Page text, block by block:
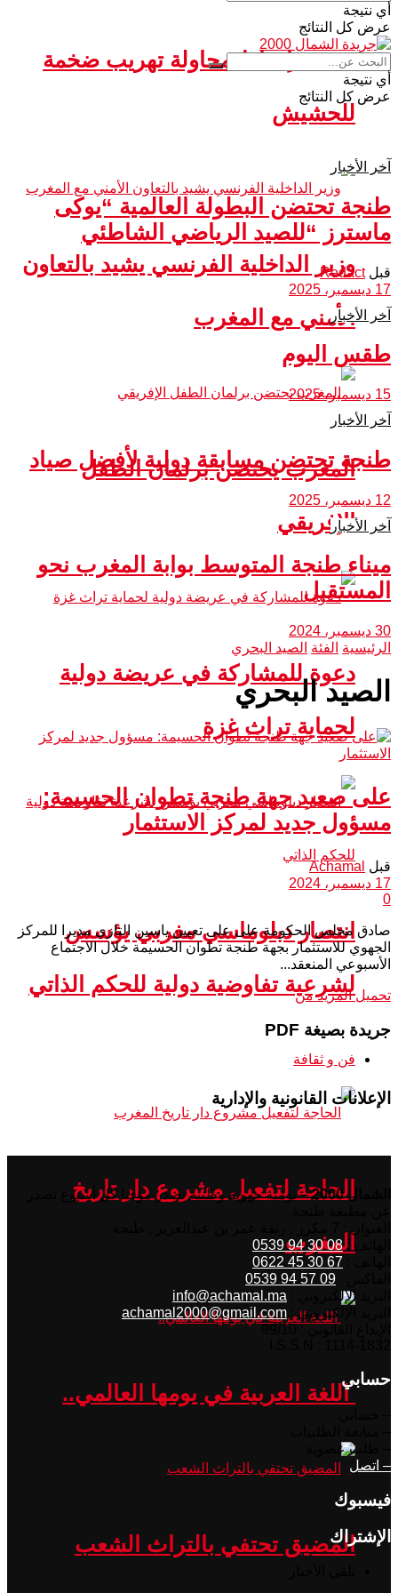
سبتة.. إحباط محاولة تهريب ضخمة
للحشيش
وزير الداخلية الفرنسي يشيد بالتعاون
الأمني مع المغرب
المغرب يحتضن برلمان الطفل
الإفريقي
دعوة للمشاركة في عريضة دولية
لحماية تراث غزة
انتصار دبلوماسي مغربي يؤسس
لشرعية تفاوضية دولية للحكم الذاتي
فن و ثقافة
الحاجة لتفعيل مشروع دار تاريخ
المغرب
اللغة العربية في يومها العالمي..
المضيق تحتفي بالتراث الشعب
أي نتيجة
عرض كل النتائج
أي نتيجة
عرض كل النتائج
آخر الأخبار
طنجة تحتضن البطولة العالمية “يوكى
ماسترز “للصيد الرياضي الشاطئي
قبل Redact
17 ديسمبر، 2025
آخر الأخبار
طقس اليوم
15 ديسمبر، 2025
آخر الأخبار
طنجة تحتضن مسابقة دولية لأفضل صياد
12 ديسمبر، 2025
آخر الأخبار
ميناء طنجة المتوسط بوابة المغرب نحو
المستقبل
30 ديسمبر، 2024
الرئيسية
الفئة الصيد البحري
الصيد البحري
على صعيد جهة طنجة تطوان الحسيمة:
مسؤول جديد لمركز الاستثمار
قبل
Achamal
17 ديسمبر، 2024
0
صادق مجلس الحكومة على على تعيين ياسين التازي مديرا للمركز
الجهوي للاستثمار بجهة طنجة تطوان الحسيمة خلال الاجتماع
الأسبوعي المنعقد...
تحميل المزيد من
جريدة بصيغة PDF
الإعلانات القانونية والإدارية
الشمال 2000
– يومية جهوية وطنية تصدر مؤقتا كل أسبوع تصدر
الهاتف :08 30 94 0539
67 30 45 0622
09 57 94 0539
البريد الإلكتروني :
info@achamal.ma
البريد الإلكتروني :
achamal2000@gmail.com
حسابي
– طلب عضوية
– اتصل
فيسبوك
الإشتراك